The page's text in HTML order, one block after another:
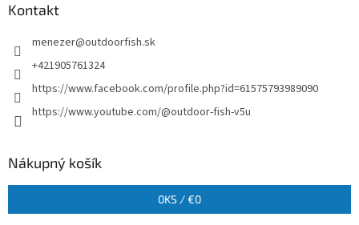
Kontakt
menezer@outdoorfish.sk
+421905761324
https://www.facebook.com/profile.php?id=61575793989090
https://www.youtube.com/@outdoor-fish-v5u
Nákupný košík
0KS /€0